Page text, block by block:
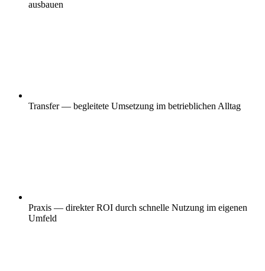
ausbauen
Transfer — begleitete Umsetzung im betrieblichen Alltag
Praxis — direkter ROI durch schnelle Nutzung im eigenen
Umfeld